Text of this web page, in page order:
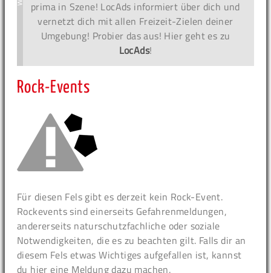
prima in Szene! LocAds informiert über dich und
vernetzt dich mit allen Freizeit-Zielen deiner
Umgebung! Probier das aus! Hier geht es zu
LocAds!
Rock-Events
Für diesen Fels gibt es derzeit kein Rock-Event.
Rockevents sind einerseits Gefahrenmeldungen,
andererseits naturschutzfachliche oder soziale
Notwendigkeiten, die es zu beachten gilt. Falls dir an
diesem Fels etwas Wichtiges aufgefallen ist, kannst
du hier eine Meldung dazu machen.